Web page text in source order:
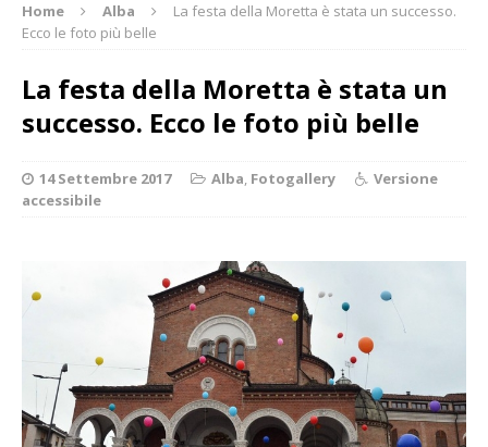
Home Alba
La festa della Moretta è stata un successo.
Ecco le foto più belle
La festa della Moretta è stata un
successo. Ecco le foto più belle
14 Settembre 2017 Alba, Fotogallery
Versione
accessibile